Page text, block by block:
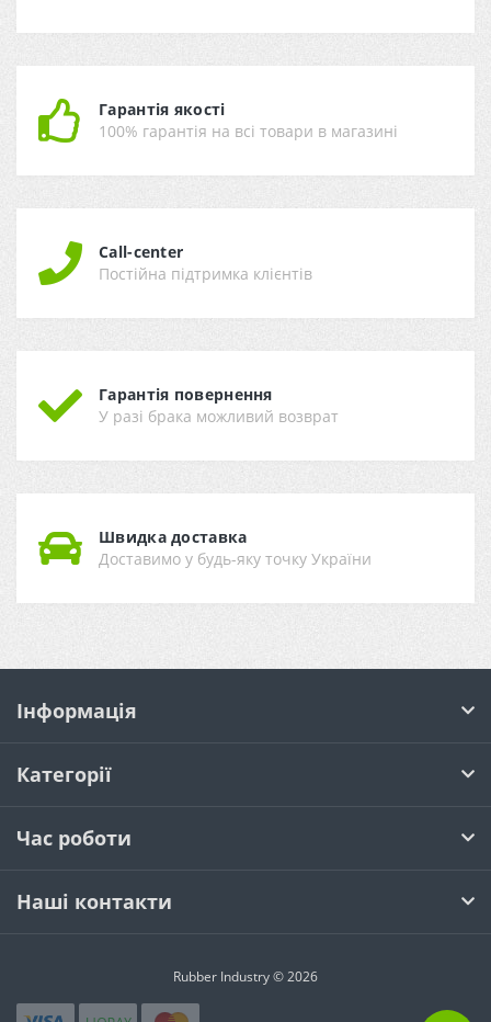
Гарантія якості
100% гарантія на всі товари в магазині
Call-center
Постійна підтримка клієнтів
Гарантія повернення
У разі брака можливий возврат
Швидка доставка
Доставимо у будь-яку точку України
Інформація
Категорії
Час роботи
Наші контакти
Rubber Industry © 2026